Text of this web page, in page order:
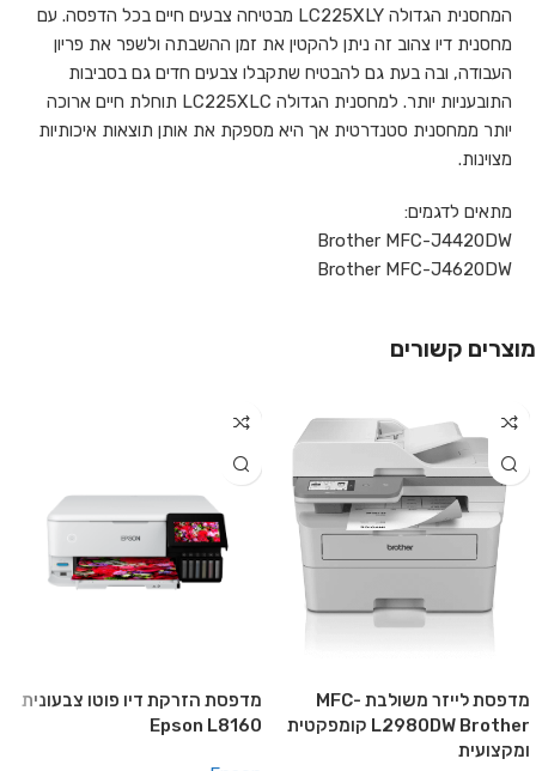
המחסנית הגדולה LC225XLY מבטיחה צבעים חיים בכל הדפסה. עם
מחסנית דיו צהוב זה ניתן להקטין את זמן ההשבתה ולשפר את פריון
העבודה, ובה בעת גם להבטיח שתקבלו צבעים חדים גם בסביבות
התובעניות יותר. למחסנית הגדולה LC225XLC תוחלת חיים ארוכה
יותר ממחסנית סטנדרטית אך היא מספקת את אותן תוצאות איכותיות
מצוינות.
מתאים לדגמים:
Brother MFC-J4420DW
Brother MFC-J4620DW
מוצרים קשורים
מדפסת לייזר משולבת MFC-
L2980DW Brother קומפקטית
ומקצועית
מדפסת הזרקת דיו פוטו צבעונית
Epson L8160